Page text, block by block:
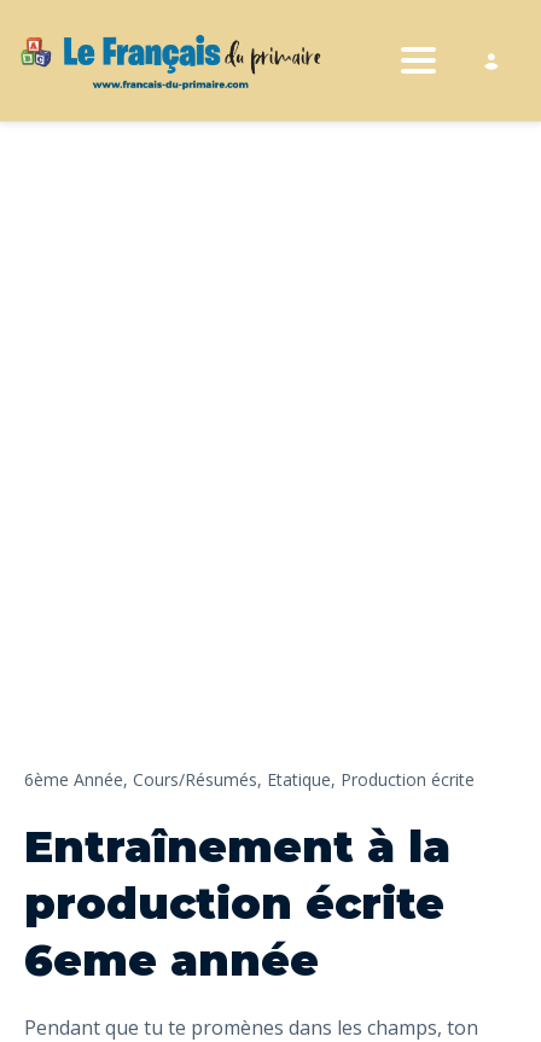
Toggle
6ème Année, Cours/Résumés, Etatique, Production écrite
Entraînement à la
production écrite
6eme année
Pendant que tu te promènes dans les champs, ton